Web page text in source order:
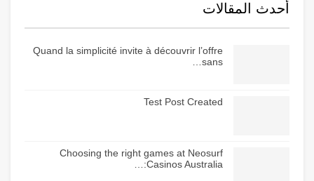
أحدث المقالات
Quand la simplicité invite à découvrir l’offre
sans…
Test Post Created
Choosing the right games at Neosurf
Casinos Australia:…